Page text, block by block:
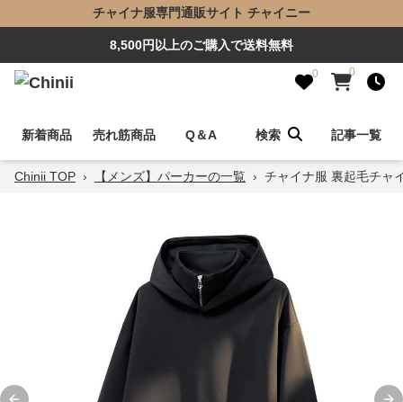
チャイナ服専門通販サイト チャイニー
8,500円以上のご購入で送料無料
0 0
新着商品 売れ筋商品 Q＆A 検索 記事一覧
Chinii TOP › 【メンズ】パーカーの一覧 › チャイナ服 裏起毛チャ